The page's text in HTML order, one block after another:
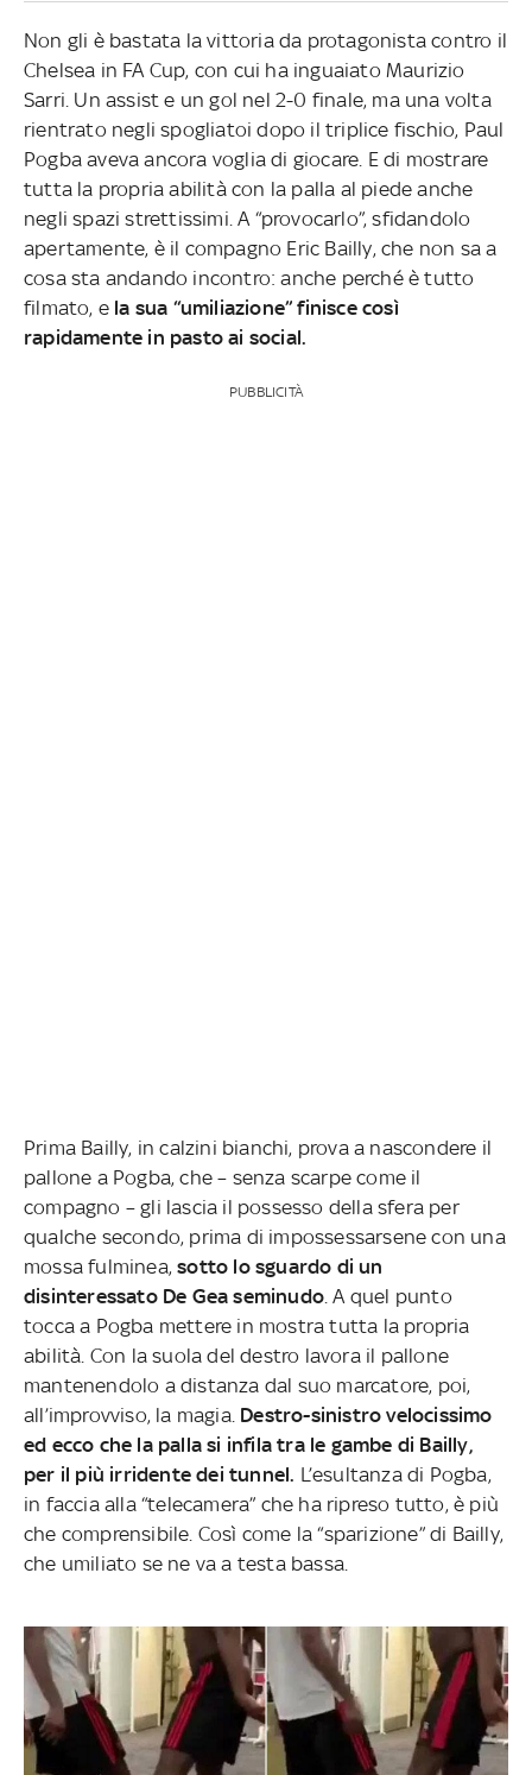
Non gli è bastata la vittoria da protagonista contro il
Chelsea in FA Cup, con cui ha inguaiato Maurizio
Sarri. Un assist e un gol nel 2-0 finale, ma una volta
rientrato negli spogliatoi dopo il triplice fischio, Paul
Pogba aveva ancora voglia di giocare. E di mostrare
tutta la propria abilità con la palla al piede anche
negli spazi strettissimi. A “provocarlo”, sfidandolo
apertamente, è il compagno Eric Bailly, che non sa a
cosa sta andando incontro: anche perché è tutto
filmato, e la sua “umiliazione” finisce così
rapidamente in pasto ai social.
PUBBLICITÀ
Prima Bailly, in calzini bianchi, prova a nascondere il
pallone a Pogba, che – senza scarpe come il
compagno – gli lascia il possesso della sfera per
qualche secondo, prima di impossessarsene con una
mossa fulminea,sotto lo sguardo di un
disinteressato De Gea seminudo . A quel punto
tocca a Pogba mettere in mostra tutta la propria
abilità. Con la suola del destro lavora il pallone
mantenendolo a distanza dal suo marcatore, poi,
all’improvviso, la magia. Destro-sinistro velocissimo
ed ecco che la palla si infila tra le gambe di Bailly,
per il più irridente dei tunnel. L’esultanza di Pogba,
in faccia alla “telecamera” che ha ripreso tutto, è più
che comprensibile. Così come la “sparizione” di Bailly,
che umiliato se ne va a testa bassa.